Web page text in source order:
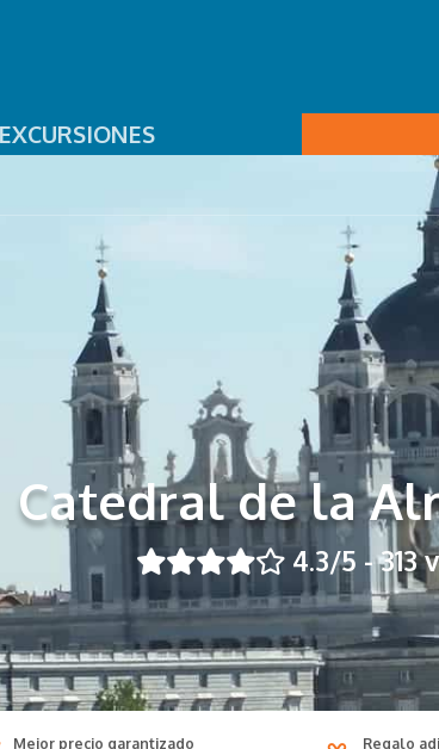
Catedral de la
4.3/5 -313
Mejor precio garantizado
Regalo